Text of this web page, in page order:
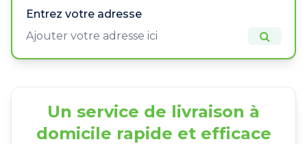
Entrez votre adresse
Un service de livraison à
domicile rapide et efficace